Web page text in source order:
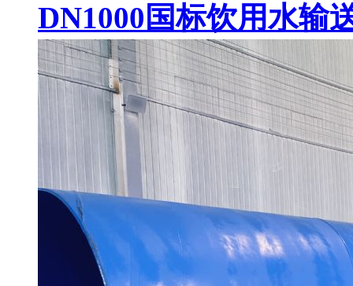
DN1000国标饮用水输